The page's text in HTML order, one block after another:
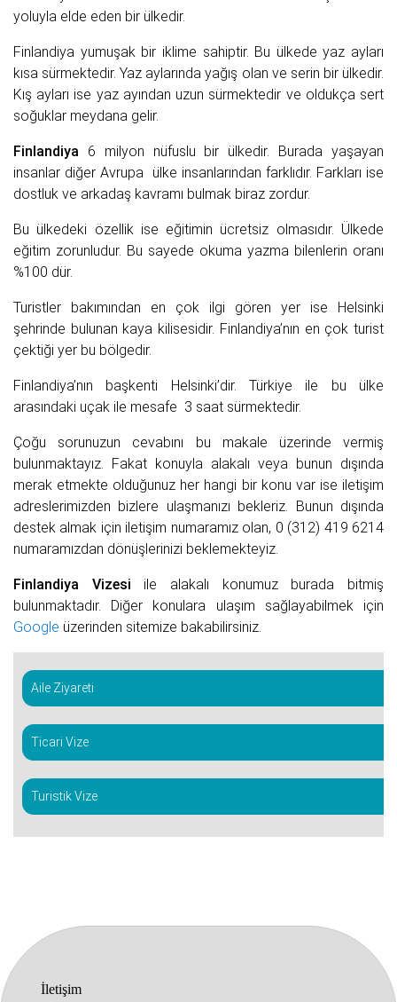
yoluyla elde eden bir ülkedir.
Finlandiya yumuşak bir iklime sahiptir. Bu ülkede yaz ayları
kısa sürmektedir. Yaz aylarında yağış olan ve serin bir ülkedir.
Kış ayları ise yaz ayından uzun sürmektedir ve oldukça sert
soğuklar meydana gelir.
Finlandiya 6 milyon nüfuslu bir ülkedir. Burada yaşayan
insanlar diğer Avrupa ülke insanlarından farklıdır. Farkları ise
dostluk ve arkadaş kavramı bulmak biraz zordur.
Bu ülkedeki özellik ise eğitimin ücretsiz olmasıdır. Ülkede
eğitim zorunludur. Bu sayede okuma yazma bilenlerin oranı
%100 dür.
Turistler bakımından en çok ilgi gören yer ise Helsinki
şehrinde bulunan kaya kilisesidir. Finlandiya’nın en çok turist
çektiği yer bu bölgedir.
Finlandiya’nın başkenti Helsinki’dir. Türkiye ile bu ülke
arasındaki uçak ile mesafe 3 saat sürmektedir.
Çoğu sorunuzun cevabını bu makale üzerinde vermiş
bulunmaktayız. Fakat konuyla alakalı veya bunun dışında
merak etmekte olduğunuz her hangi bir konu var ise iletişim
adreslerimizden bizlere ulaşmanızı bekleriz. Bunun dışında
destek almak için iletişim numaramız olan, 0 (312) 419 6214
numaramızdan dönüşlerinizi beklemekteyiz.
Finlandiya Vizesi ile alakalı konumuz burada bitmiş
bulunmaktadır. Diğer konulara ulaşım sağlayabilmek için
Google üzerinden sitemize bakabilirsiniz.
Aile Ziyareti
Ticari Vize
Turistik Vize
İletişim